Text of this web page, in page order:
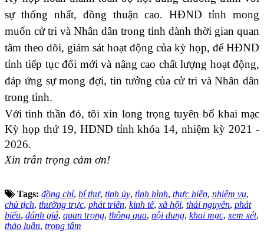
sự thống nhất, đồng thuận cao.HĐND tỉnh mong
muốn cử tri và Nhân dân trong tỉnh dành thời gian quan
tâm theo dõi, giám sát hoạt động của kỳ họp, để HĐND
tỉnh tiếp tục đổi mới và nâng cao chất lượng hoạt động,
đáp ứng sự mong đợi, tin tưởng của cử tri và Nhân dân
trong tỉnh.
Với tinh thần đó, tôi xin long trọng tuyên bố khai mạc
Kỳ họp thứ 19, HĐND tỉnh khóa 14, nhiệm kỳ 2021 -
2026.
Xin trân trọng cảm ơn!
Tags: đồng chí, bí thư, tỉnh ủy, tình hình, thực hiện, nhiệm vụ,
chủ tịch, thường trực, phát triển, kinh tế,xã hội, thái nguyên, phát
biểu, đánh giá, quan trọng, thông qua, nội dung, khai mạc,xem xét,
thảo luận, trọng tâm